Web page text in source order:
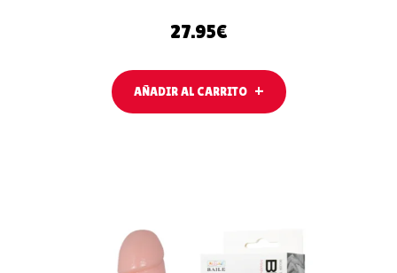
27.95€
AÑADIR AL CARRITO